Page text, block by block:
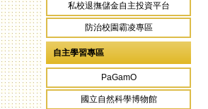
私校退撫儲金自主投資平台
防治校園霸凌專區
自主學習專區
PaGamO
國立自然科學博物館